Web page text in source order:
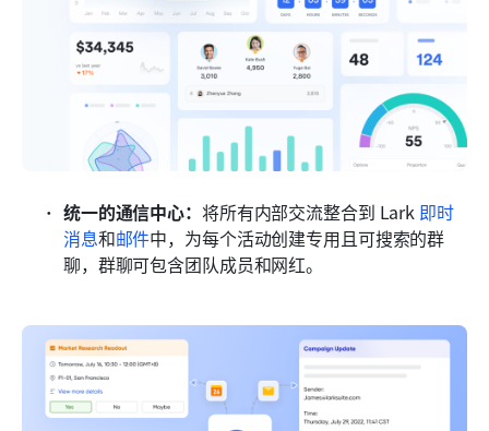
统一的通信中心： 将所有内部交流整合到 Lark 即时
消息和邮件中，为每个活动创建专用且可搜索的群
聊，群聊可包含团队成员和网红。